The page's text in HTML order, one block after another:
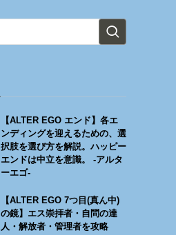
【ALTER EGO エンド】各エ
ンディングを迎えるための、選
択肢を選び方を解説。ハッピー
エンドは中立を意識。 -アルタ
ーエゴ-
【ALTER EGO 7つ目(真ん中)
の鏡】エス崇拝者・自問の達
人・解放者・管理者を攻略